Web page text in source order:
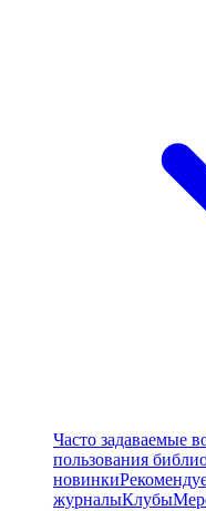
Часто задаваемые
пользования
новинки
журналыКлубы